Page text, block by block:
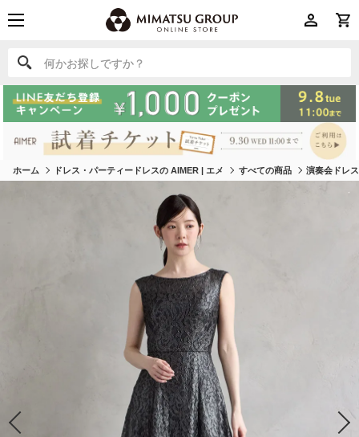
何かお探しですか？
何かお探しですか？
ホーム ドレス・パーティードレスの AIMER | エメ すべての商品 演奏会ドレス